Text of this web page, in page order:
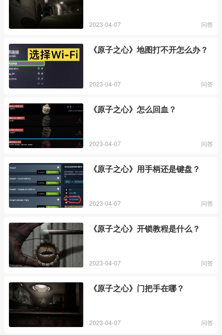
2023-04-07 问答
《原子之心》地图打不开怎么办？
2023-04-07 问答
《原子之心》怎么回血？
2023-04-07 问答
《原子之心》用手柄还是键盘？
2023-04-07 问答
《原子之心》开锁教程是什么？
2023-04-07 问答
《原子之心》门把手在哪？
2023-04-07 问答